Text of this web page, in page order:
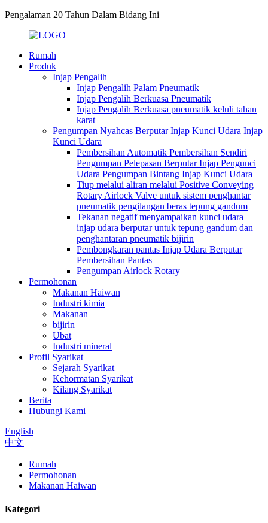
Pengalaman 20 Tahun Dalam Bidang Ini
Rumah
Produk
Injap Pengalih
Injap Pengalih Palam Pneumatik
Injap Pengalih Berkuasa Pneumatik
Injap Pengalih Berkuasa pneumatik keluli tahan
karat
Pengumpan Nyahcas Berputar Injap Kunci Udara Injap
Kunci Udara
Pembersihan Automatik Pembersihan Sendiri
Pengumpan Pelepasan Berputar Injap Pengunci
Udara Pengumpan Bintang Injap Kunci Udara
Tiup melalui aliran melalui Positive Conveying
Rotary Airlock Valve untuk sistem penghantar
pneumatik pengilangan beras tepung gandum
Tekanan negatif menyampaikan kunci udara
injap udara berputar untuk tepung gandum dan
penghantaran pneumatik bijirin
Pembongkaran pantas Injap Udara Berputar
Pembersihan Pantas
Pengumpan Airlock Rotary
Permohonan
Makanan Haiwan
Industri kimia
Makanan
bijirin
Ubat
Industri mineral
Profil Syarikat
Sejarah Syarikat
Kehormatan Syarikat
Kilang Syarikat
Berita
Hubungi Kami
English
中文
Rumah
Permohonan
Makanan Haiwan
Kategori